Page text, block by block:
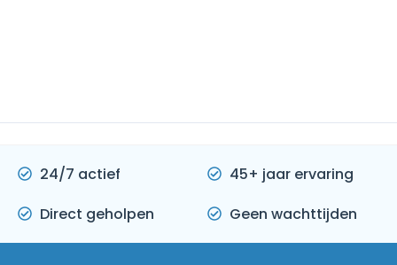
24/7 actief
45+ jaar ervaring
Direct geholpen
Geen wachttijden